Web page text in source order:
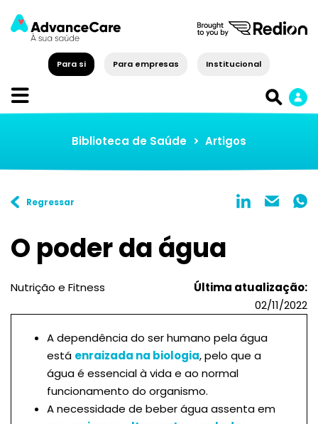
Para si Para empresas Institucional
Biblioteca de Saúde > Artigos
Regressar
O poder da água
Nutrição e Fitness
Última atualização:
02/11/2022
A dependência do ser humano pela água
está enraizada na biologia, pelo que a
água é essencial à vida e ao normal
funcionamento do organismo.
A necessidade de beber água assenta em